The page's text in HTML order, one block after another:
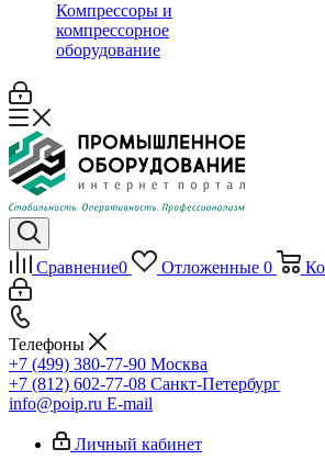
Компрессоры и
компрессорное
оборудование
Сравнение0 Отложенные 0
Телефоны
+7 (499) 380-77-90 Москва
+7 (812) 602-77-08 Санкт-Петербург
info@poip.ru E-mail
Личный кабинет